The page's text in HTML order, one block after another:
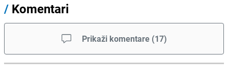
/ Komentari
Prikaži komentare (17)